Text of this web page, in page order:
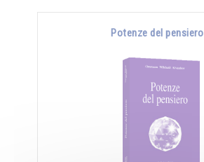
Potenze del pensiero